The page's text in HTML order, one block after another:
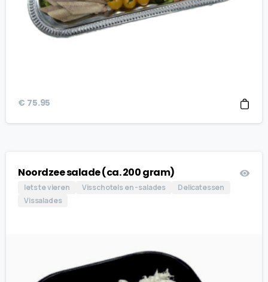
€ 75.95
Noordzee salade (ca. 200 gram)
Iets te vieren Visschotels en -salades
Delicatessen
Vissalades